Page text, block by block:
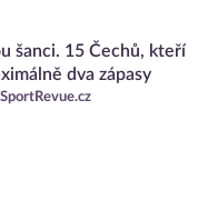
šanci. 15 Čechů, kteří
dva zápasy
SportRevue.cz